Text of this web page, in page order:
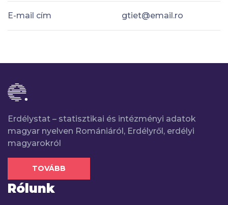
E-mail cím gtiet@email.ro
Erdélystat – statisztikai és intézményi adatok
magyar nyelven Romániáról, Erdélyről, erdélyi
magyarokról
TOVÁBB
Rólunk